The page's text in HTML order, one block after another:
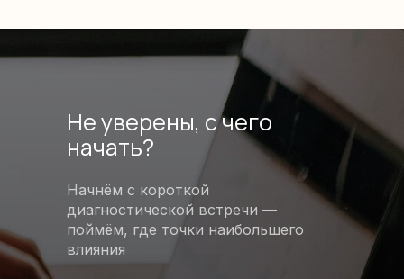
Начнём с короткой
диагностической встречи —
поймём, где точки наибольшего
влияния
Не уверены, с чего
начать?